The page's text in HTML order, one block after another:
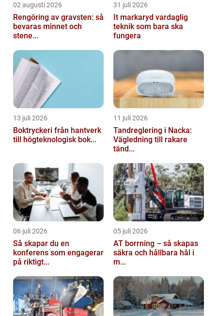
02 augusti 2026
Rengöring av gravsten: så
bevaras minnet och
stene...
31 juli 2026
It markaryd vardaglig
teknik som bara ska
fungera
13 juli 2026
Boktryckeri från hantverk
till högteknologisk bok...
11 juli 2026
Tandreglering i Nacka:
Vägledning till rakare
tänd...
06 juli 2026
Så skapar du en
konferens som engagerar
på riktigt...
05 juli 2026
AT borrning – så skapas
säkra och hållbara hål i
m...